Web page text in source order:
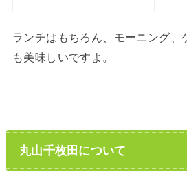
ランチはもちろん、モーニング、
も美味しいですよ。
丸山千枚田について